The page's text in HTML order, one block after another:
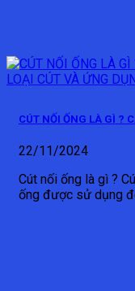
CÚT NỐI ỐNG LÀ GÌ ?
22/11/2024
Cút nối ống là gì ?
ống được sử dụng